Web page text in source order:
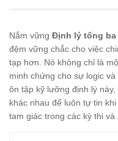
Nắm vững Định lý tổng ba
đệm vững chắc cho việc
tạp hơn. Nó không chỉ là
minh chứng cho sự logic
ôn tập kỹ lưỡng định lý
khác nhau để luôn tự tin
tam giác trong các kỳ thi và